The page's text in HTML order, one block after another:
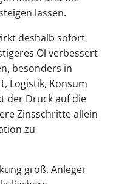
lassen.
deshalb sofort
Öl verbessert
besonders in
Logistik, Konsum
der Druck auf die
Zinsschritte allein
zu
groß. Anleger